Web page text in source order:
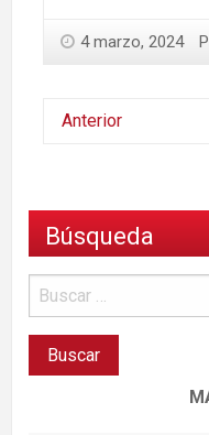
4 marzo, 2024
Anterior
Búsqueda